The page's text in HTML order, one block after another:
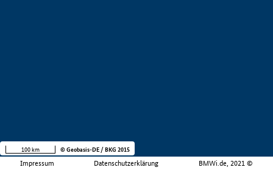
Impressum Datenschutzerklärung BMWi.de, 2021 ©
100 km © Geobasis-DE / BKG 2015